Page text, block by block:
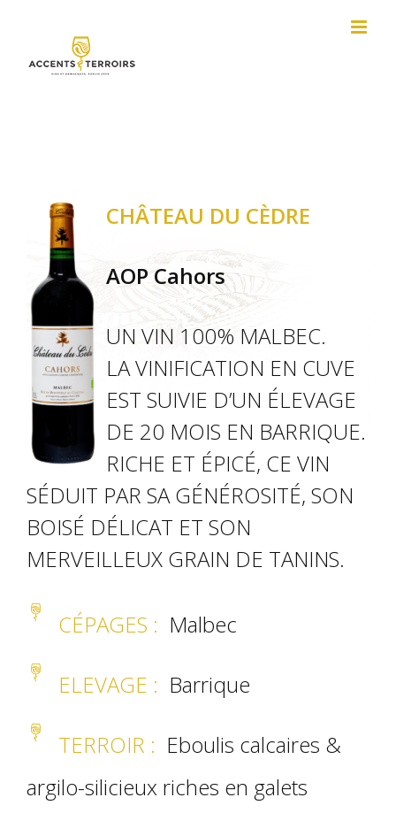
contenu
CHÂTEAU DU CÈDRE
AOP Cahors
UN VIN 100% MALBEC.
LA VINIFICATION EN CUVE
EST SUIVIE D’UN ÉLEVAGE
DE 20 MOIS EN BARRIQUE.
RICHE ET ÉPICÉ, CE VIN
SÉDUIT PAR SA GÉNÉROSITÉ, SON
BOISÉ DÉLICAT ET SON
MERVEILLEUX GRAIN DE TANINS.
CÉPAGES : Malbec
ELEVAGE : Barrique
TERROIR : Eboulis calcaires &
argilo-silicieux riches en galets